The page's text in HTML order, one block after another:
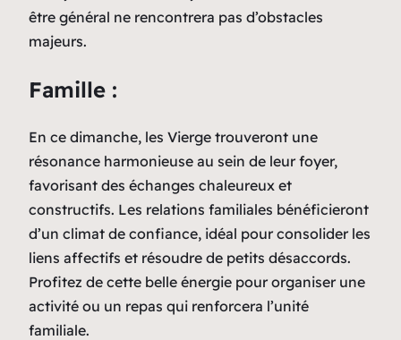
être général ne rencontrera pas d’obstacles
majeurs.
Famille :
En ce dimanche, les Vierge trouveront une
résonance harmonieuse au sein de leur foyer,
favorisant des échanges chaleureux et
constructifs. Les relations familiales bénéficieront
d’un climat de confiance, idéal pour consolider les
liens affectifs et résoudre de petits désaccords.
Profitez de cette belle énergie pour organiser une
activité ou un repas qui renforcera l’unité
familiale.